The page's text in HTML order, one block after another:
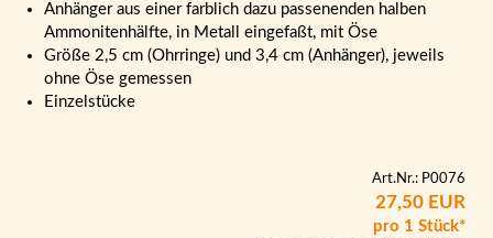
Anhänger aus einer farblich dazu passenenden halben
Ammonitenhälfte, in Metall eingefaßt, mit Öse
Größe 2,5 cm (Ohrringe) und 3,4 cm (Anhänger), jeweils
ohne Öse gemessen
Einzelstücke
Art.Nr.: P0076
27,50 EUR
pro 1 Stück*